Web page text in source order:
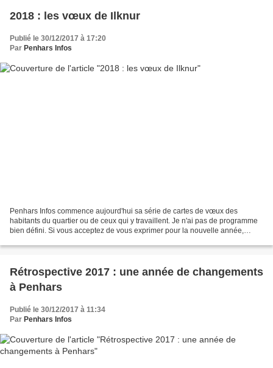
2018 : les vœux de Ilknur
Publié le 30/12/2017 à 17:20
Par Penhars Infos
Penhars Infos commence aujourd'hui sa série de cartes de vœux des
habitants du quartier ou de ceux qui y travaillent. Je n'ai pas de programme
bien défini. Si vous acceptez de vous exprimer pour la nouvelle année,
Rétrospective 2017 : une année de changements
à Penhars
Publié le 30/12/2017 à 11:34
Par Penhars Infos